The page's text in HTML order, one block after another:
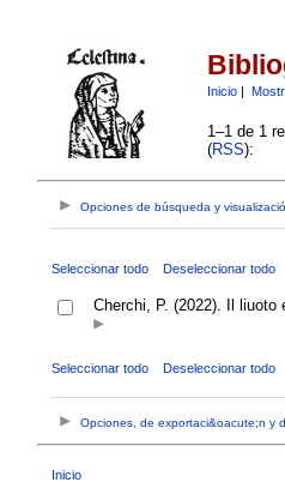
Inicio|
1–1 de 1
(RSS):
Opciones de búsqueda y
Seleccionar todo Deseleccionar todo
Cherchi, P. (2022). Il liuoto
Seleccionar todo Deseleccionar todo
Opciones, de exportaci&oacute;n y
Inicio